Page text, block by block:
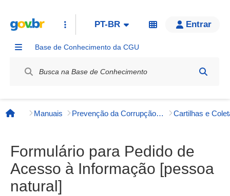
PT-BR Entrar
Base de Conhecimento da CGU
Página inicial
Manuais Prevenção da Corrupção, Integridade e Transparência Pública
Formulário para Pedido de
Acesso à Informação [pessoa
natural]